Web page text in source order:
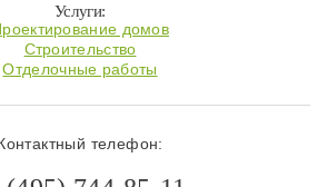
Услуги:
домов
Строительство
Отделочные работы
телефон: